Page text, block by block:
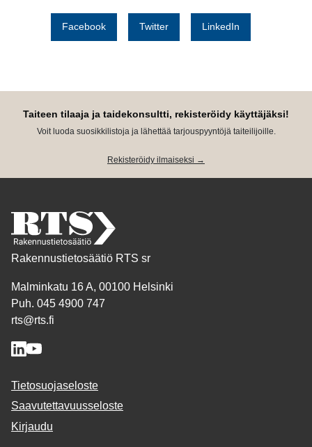
Facebook Twitter LinkedIn
Taiteen tilaaja ja taidekonsultti, rekisteröidy käyttäjäksi!
Voit luoda suosikkilistoja ja lähettää tarjouspyyntöjä taiteilijoille.
Rekisteröidy ilmaiseksi →
Rakennustietosäätiö RTS sr
Malminkatu 16 A, 00100 Helsinki
Puh. 045 4900 747
rts@rts.fi
Tietosuojaseloste
Saavutettavuusseloste
Kirjaudu